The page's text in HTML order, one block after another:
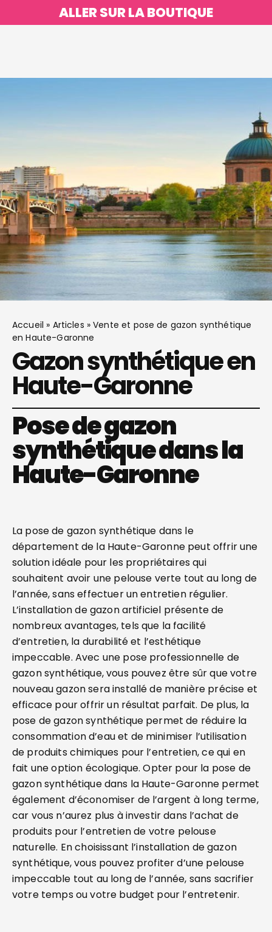
ALLER SUR LA BOUTIQUE
Accueil » Articles »Vente et pose de gazon synthétique
en Haute-Garonne
Gazon synthétique en
Haute-Garonne
Pose de gazon
synthétique dans la
Haute-Garonne
La pose de gazon synthétique dans le
département de la Haute-Garonne peut offrir une
solution idéale pour les propriétaires qui
souhaitent avoir une pelouse verte tout au long de
l’année, sans effectuer un entretien régulier.
L’installation de gazon artificiel présente de
nombreux avantages, tels que la facilité
d’entretien, la durabilité et l’esthétique
impeccable. Avec une pose professionnelle de
gazon synthétique, vous pouvez être sûr que votre
nouveau gazon sera installé de manière précise et
efficace pour offrir un résultat parfait. De plus, la
pose de gazon synthétique permet de réduire la
consommation d’eau et de minimiser l’utilisation
de produits chimiques pour l’entretien, ce qui en
fait une option écologique. Opter pour la pose de
gazon synthétique dans la Haute-Garonne permet
également d’économiser de l’argent à long terme,
car vous n’aurez plus à investir dans l’achat de
produits pour l’entretien de votre pelouse
naturelle. En choisissant l’installation de gazon
synthétique, vous pouvez profiter d’une pelouse
impeccable tout au long de l’année, sans sacrifier
votre temps ou votre budget pour l’entretenir.